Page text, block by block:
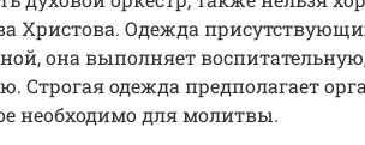
Христова. Одежда
она выполняет
Строгая одежда предполагает
необходимо для молитвы.